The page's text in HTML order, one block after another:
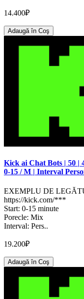
14.400₽
Adaugă în Coş
Kick ai Chat Bots | 50 |
0-15 / M | Interval
EXEMPLU DE
https://kick.com/***
Start: 0-15 minute
Porecle: Mix
Interval: Pers..
19.200₽
Adaugă în Coş